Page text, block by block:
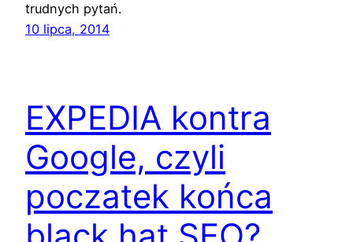
trudnych pytań.
10 lipca, 2014
EXPEDIA kontra
Google, czyli
poczatek końca